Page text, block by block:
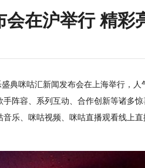
在沪举行 精彩
典咪咕汇新闻发布会在上海举行，人
阵容、系列互动、合作创新等诸多惊
乐、咪咕视频、咪咕直播观看线上